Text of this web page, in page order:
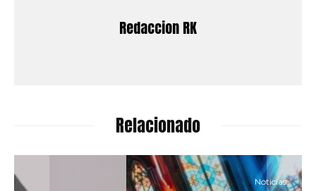
Redaccion RK
Relacionado
Noticias